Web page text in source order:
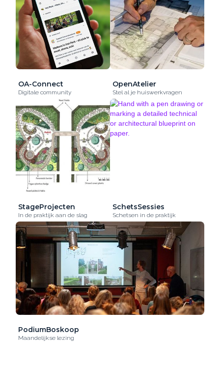
OA-Connect
Digitale community
OpenAtelier
Stel al je huiswerkvragen
StageProjecten
In de praktijk aan de slag
SchetsSessies
Schetsen in de praktijk
PodiumBoskoop
Maandelijkse lezing